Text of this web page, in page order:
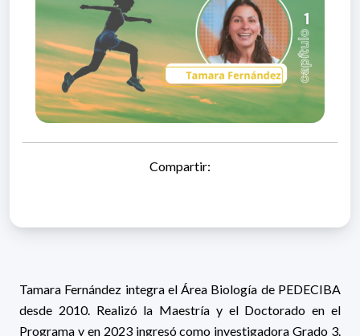
Compartir:
Tamara Fernández integra el Área Biología de PEDECIBA
desde 2010. Realizó la Maestría y el Doctorado en el
Programa y en 2023 ingresó como investigadora Grado 3.